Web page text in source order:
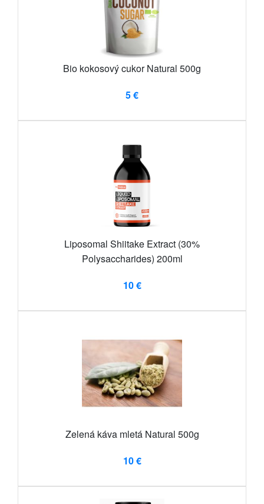
Bio kokosový cukor Natural 500g
5 €
Liposomal Shiitake Extract (30%
Polysaccharides) 200ml
10 €
Zelená káva mletá Natural 500g
10 €